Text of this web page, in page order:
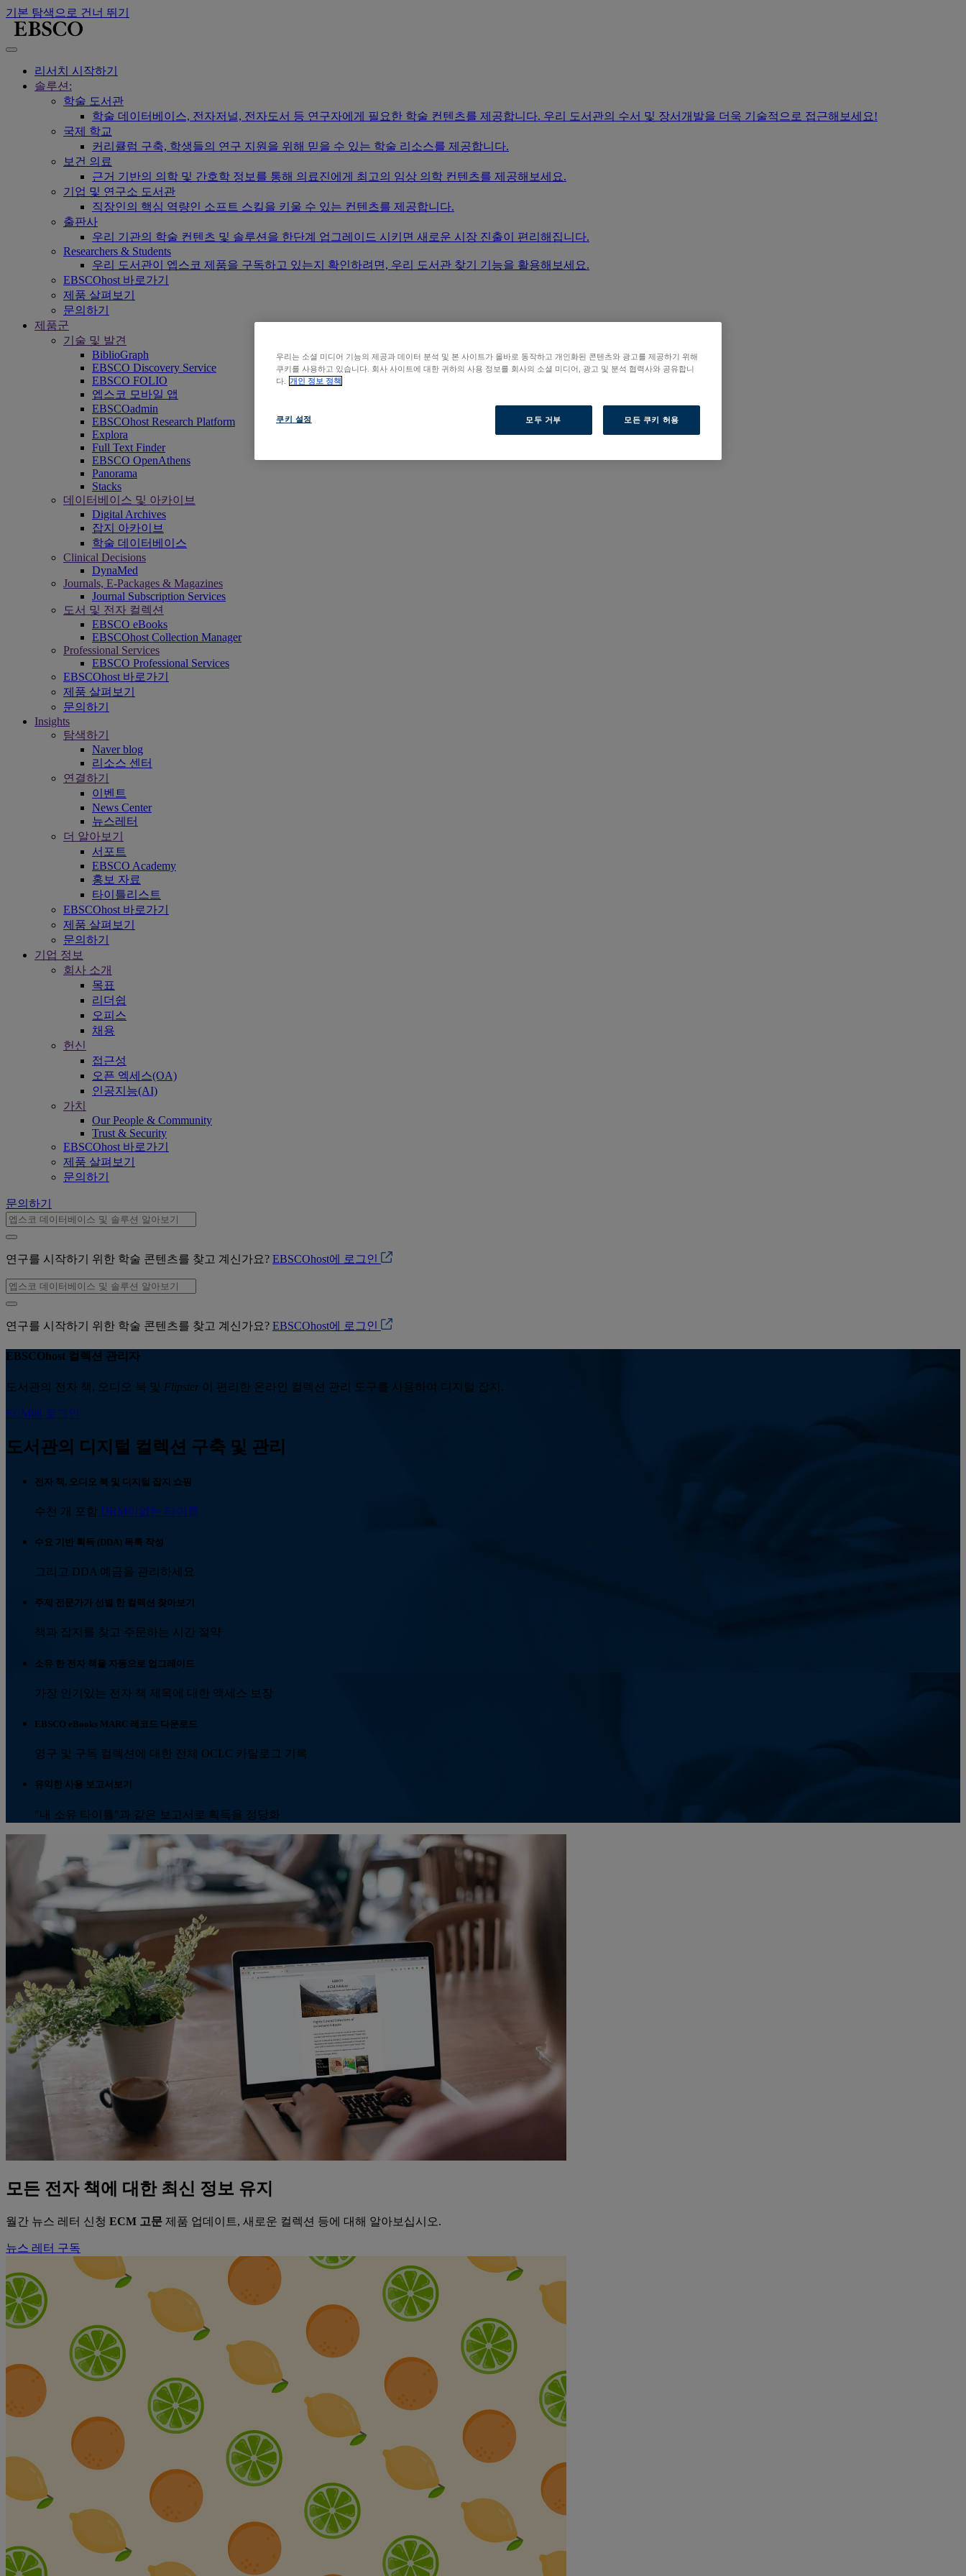
기본 탐색으로 건너 뛰기
리서치 시작하기
솔루션:
학술 도서관
학술 데이터베이스, 전자저널, 전자도서 등 연구자에게 필요한 학술 컨텐츠를 제공합니다. 우리 도서관의 수서 및 장서개발을 더욱 기술적으로 접근해보세요!
국제 학교
커리큘럼 구축, 학생들의 연구 지원을 위해 믿을 수 있는 학술 리소스를 제공합니다.
보건 의료
근거 기반의 의학 및 간호학 정보를 통해 의료진에게 최고의 임상 의학 컨텐츠를 제공해보세요.
기업 및 연구소 도서관
직장인의 핵심 역량인 소프트 스킬을 키울 수 있는 컨텐츠를 제공합니다.
출판사
우리 기관의 학술 컨텐츠 및 솔루션을 한단계 업그레이드 시키면 새로운 시장 진출이 편리해집니다.
Researchers & Students
우리 도서관이 엡스코 제품을 구독하고 있는지 확인하려면, 우리 도서관 찾기 기능을 활용해보세요.
EBSCOhost 바로가기
제품 살펴보기
문의하기
제품군
기술 및 발견
BiblioGraph
EBSCO Discovery Service
EBSCO FOLIO
엡스코 모바일 앱
EBSCOadmin
EBSCOhost Research Platform
Explora
Full Text Finder
EBSCO OpenAthens
Panorama
Stacks
데이터베이스 및 아카이브
Digital Archives
잡지 아카이브
학술 데이터베이스
Clinical Decisions
DynaMed
Journals, E-Packages & Magazines
Journal Subscription Services
도서 및 전자 컬렉션
EBSCO eBooks
EBSCOhost Collection Manager
Professional Services
EBSCO Professional Services
EBSCOhost 바로가기
제품 살펴보기
문의하기
Insights
탐색하기
Naver blog
리소스 센터
연결하기
이벤트
News Center
뉴스레터
더 알아보기
서포트
EBSCO Academy
홍보 자료
타이틀리스트
EBSCOhost 바로가기
제품 살펴보기
문의하기
기업 정보
회사 소개
목표
리더쉽
오피스
채용
헌신
접근성
오픈 엑세스(OA)
인공지능(AI)
가치
Our People & Community
Trust & Security
EBSCOhost 바로가기
제품 살펴보기
문의하기
문의하기
연구를 시작하기 위한 학술 콘텐츠를 찾고 계신가요? EBSCOhost에 로그인
연구를 시작하기 위한 학술 콘텐츠를 찾고 계신가요? EBSCOhost에 로그인
EBSCOhost 컬렉션 관리자
도서관의 전자 책, 오디오 북 및 Flipster 이 편리한 온라인 컬렉션 관리 도구를 사용하여 디지털 잡지.
ECM에 로그인
도서관의 디지털 컬렉션 구축 및 관리
전자 책, 오디오 북 및 디지털 잡지 쇼핑
수천 개 포함 DRM이없는 타이틀
수요 기반 획득 (DDA) 목록 작성
그리고 DDA 예금을 관리하세요
주제 전문가가 선별 한 컬렉션 찾아보기
책과 잡지를 찾고 주문하는 시간 절약
소유 한 전자 책을 자동으로 업그레이드
가장 인기있는 전자 책 제목에 대한 액세스 보장
EBSCO eBooks MARC 레코드 다운로드
영구 및 구독 컬렉션에 대한 전체 OCLC 카탈로그 기록
유익한 사용 보고서보기
"내 소유 타이틀"과 같은 보고서로 획득을 정당화
모든 전자 책에 대한 최신 정보 유지
월간 뉴스 레터 신청 ECM 고문 제품 업데이트, 새로운 컬렉션 등에 대해 알아보십시오.
뉴스 레터 구독
우리는 소셜 미디어 기능의 제공과 데이터 분석 및 본 사이트가 올바로 동작하고 개인화된 콘텐츠와 광고를 제공하기 위해
쿠키를 사용하고 있습니다. 회사 사이트에 대한 귀하의 사용 정보를 회사의 소셜 미디어, 광고 및 분석 협력사와 공유합니
다.
개인 정보 정책
쿠키 설정 모두 거부 모든 쿠키 허용